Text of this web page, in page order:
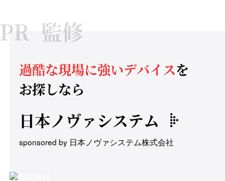
監修
過酷な現場に強いデバイスを
お探しなら
日本ノヴァシステム
sponsored by 日本ノヴァシステム株式会社